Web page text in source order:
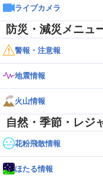
24 更別
25
道東
新得
26
道東
津別
26
道東
白滝
道東
留辺蘂
29 陸別
ライブカメラ
防災・減災メニュ
警報・注意報
地震情報
火山情報
自然・季節・レジ
花粉飛散情報
ほたる情報